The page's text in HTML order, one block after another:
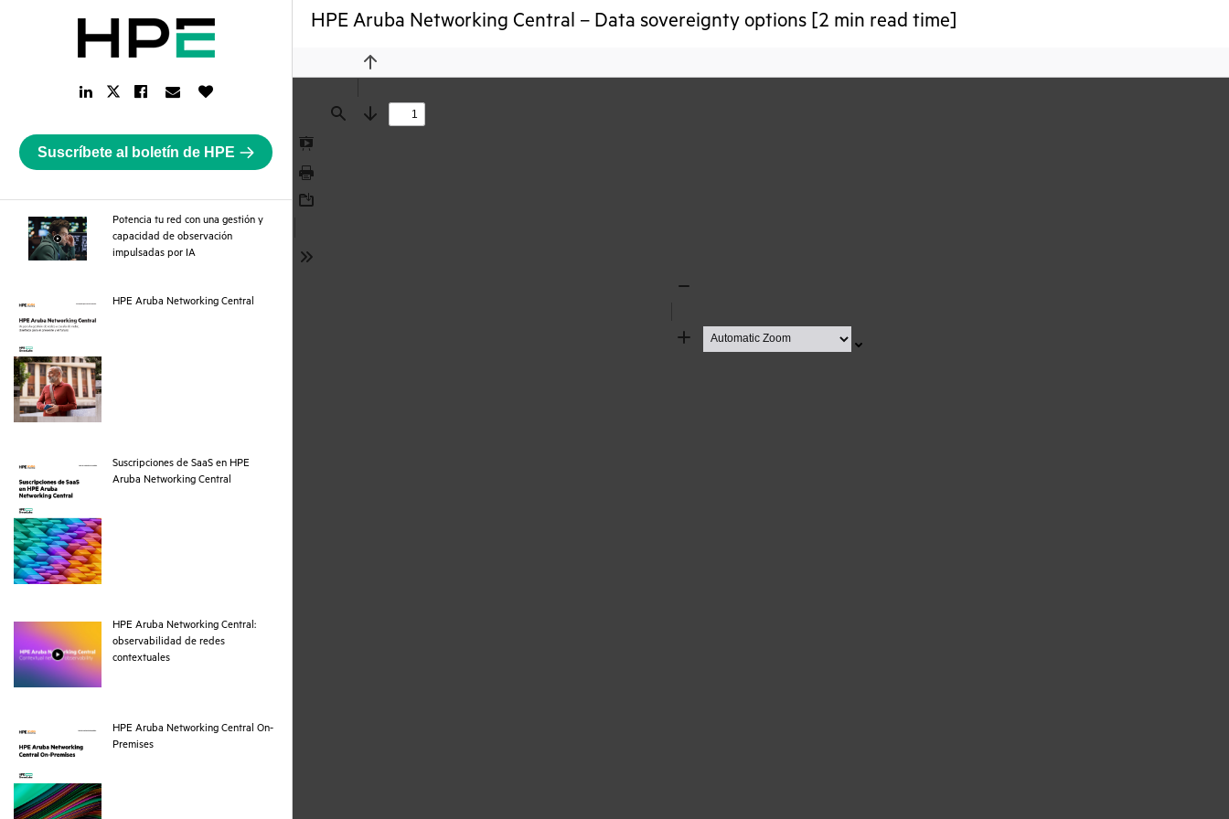
Find
Previous
Next
Presentation
Mode
Print
HPE Aruba Networking Central – Data sovereignty options [2 min read time]
LinkedIn
Link
TwitterFacebook
Link
Email
Link
Suscríbete al boletín de HPE
Potencia tu red con una gestión y
capacidad de observación
impulsadas por IAwebpage
HPE Aruba Networking Central
Suscripciones de SaaS en HPE
Aruba Networking Central
HPE Aruba Networking Central:
observabilidad de redes
contextualeswebpage
HPE Aruba Networking Central On-
Premisespdf